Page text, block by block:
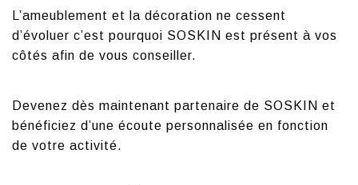
L’ameublement et la décoration ne cessent
d’évoluer c’est pourquoi SOSKIN est présent à vos
côtés afin de vous conseiller.
Devenez dès maintenant partenaire de SOSKIN et
bénéficiez d’une écoute personnalisée en fonction
de votre activité.